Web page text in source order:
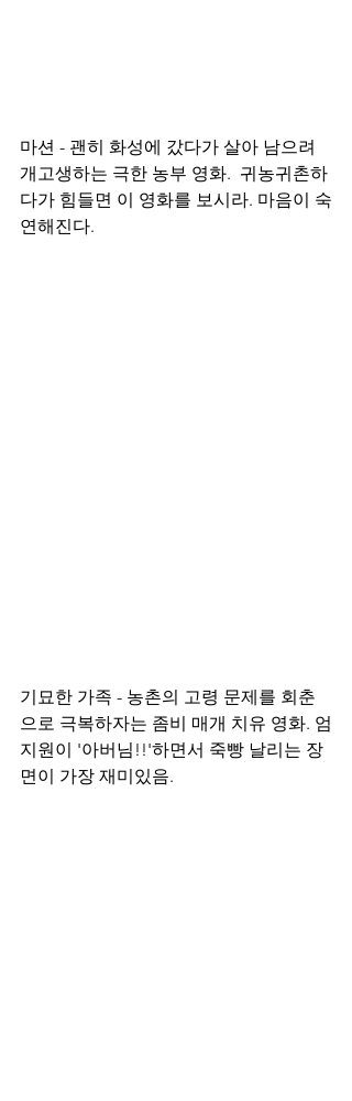
마션 - 괜히 화성에 갔다가 살아 남으려
개고생하는 극한 농부 영화.  귀농귀촌하
다가 힘들면 이 영화를 보시라. 마음이 숙
연해진다.
기묘한 가족 - 농촌의 고령 문제를 회춘
으로 극복하자는 좀비 매개 치유 영화. 엄
지원이 '아버님!!'하면서 죽빵 날리는 장
면이 가장 재미있음.